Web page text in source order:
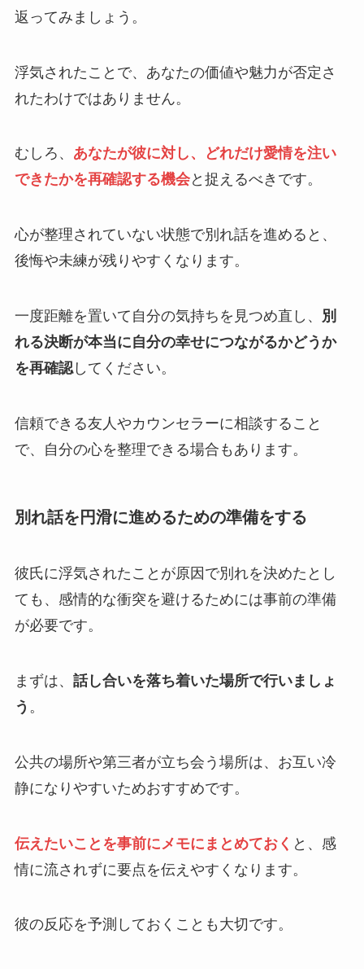
返ってみましょう。
浮気されたことで、あなたの価値や魅力が否定さ
れたわけではありません。
むしろ、 あなたが彼に対し、どれだけ愛情を注い
できたかを再確認する機会と捉えるべきです。
心が整理されていない状態で別れ話を進めると、
後悔や未練が残りやすくなります。
一度距離を置いて自分の気持ちを見つめ直し、
別
れる決断が本当に自分の幸せにつながるかどうか
を再確認してください。
信頼できる友人やカウンセラーに相談すること
で、自分の心を整理できる場合もあります。
別れ話を円滑に進めるための準備をする
彼氏に浮気されたことが原因で別れを決めたとし
ても、感情的な衝突を避けるためには事前の準備
が必要です。
まずは、 話し合いを落ち着いた場所で行いましょ
う 。
公共の場所や第三者が立ち会う場所は、お互い冷
静になりやすいためおすすめです。
伝えたいことを事前にメモにまとめておく と、感
情に流されずに要点を伝えやすくなります。
彼の反応を予測しておくことも大切です。